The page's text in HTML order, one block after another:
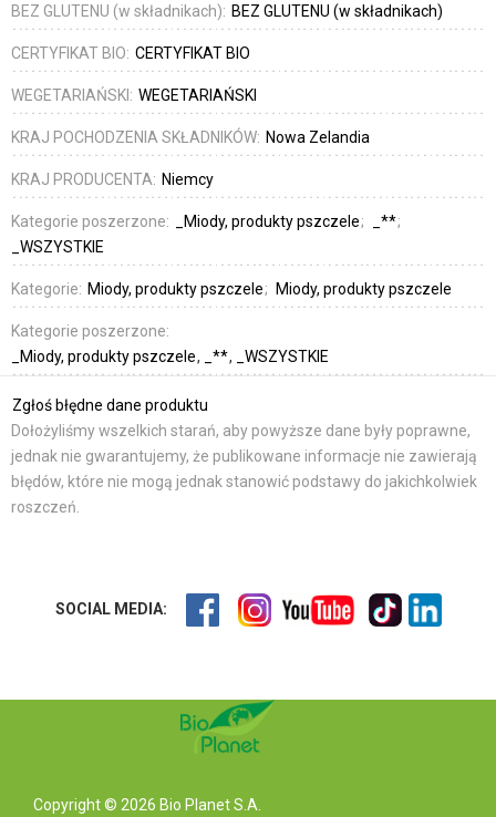
BEZ GLUTENU (w składnikach): BEZ GLUTENU (w składnikach)
CERTYFIKAT BIO: CERTYFIKAT BIO
WEGETARIAŃSKI: WEGETARIAŃSKI
KRAJ POCHODZENIA SKŁADNIKÓW: Nowa Zelandia
KRAJ PRODUCENTA: Niemcy
Kategorie poszerzone: _Miody, produkty pszczele
_**
_WSZYSTKIE
Kategorie: Miody, produkty pszczele Miody, produkty pszczele
Kategorie poszerzone:
_Miody, produkty pszczele
_** _WSZYSTKIE
Zgłoś błędne dane produktu
Dołożyliśmy wszelkich starań, aby powyższe dane były poprawne,
jednak nie gwarantujemy, że publikowane informacje nie zawierają
błędów, które nie mogą jednak stanowić podstawy do jakichkolwiek
roszczeń.
SOCIAL MEDIA:
Copyright © 2026 Bio Planet S.A.